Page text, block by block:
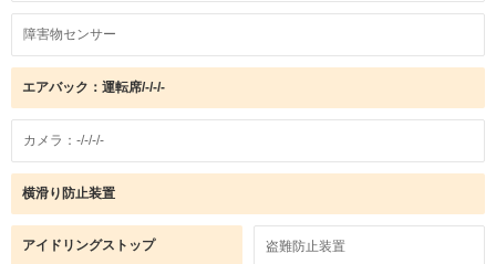
障害物センサー
エアバック：運転席/-/-/-
カメラ：-/-/-/-
横滑り防止装置
アイドリングストップ 盗難防止装置